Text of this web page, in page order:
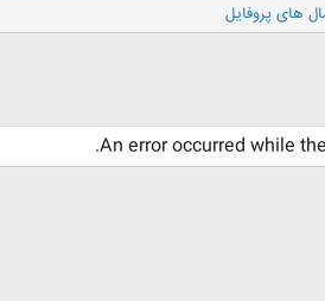
های پروفایل
An error occurred while